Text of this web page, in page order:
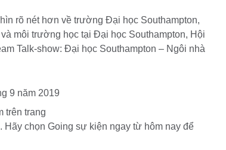
rõ nét hơn về trường Đại học Southampton,
môi trường học tại Đại học Southampton, Hội
Talk-show: Đại học Southampton – Ngôi nhà
9 năm 2019
trên trang
. Hãy chọn Going sự kiện ngay từ hôm nay để